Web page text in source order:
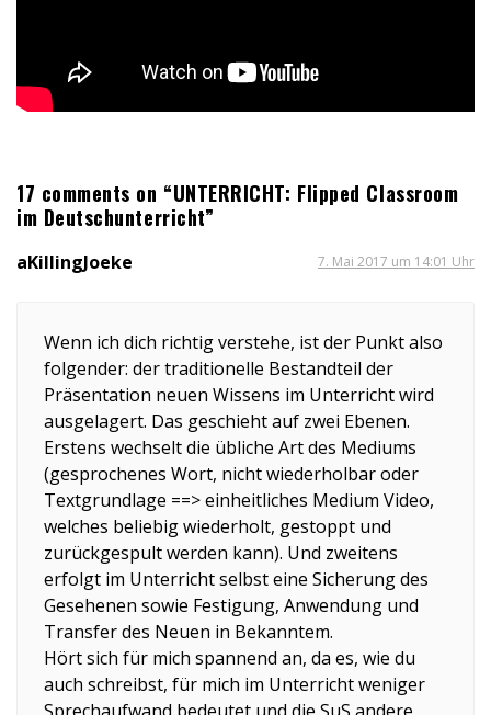
17 comments on “UNTERRICHT: Flipped Classroom
im Deutschunterricht”
aKillingJoeke 7. Mai 2017 um 14:01 Uhr
Wenn ich dich richtig verstehe, ist der Punkt also
folgender: der traditionelle Bestandteil der
Präsentation neuen Wissens im Unterricht wird
ausgelagert. Das geschieht auf zwei Ebenen.
Erstens wechselt die übliche Art des Mediums
(gesprochenes Wort, nicht wiederholbar oder
Textgrundlage ==> einheitliches Medium Video,
welches beliebig wiederholt, gestoppt und
zurückgespult werden kann). Und zweitens
erfolgt im Unterricht selbst eine Sicherung des
Gesehenen sowie Festigung, Anwendung und
Transfer des Neuen in Bekanntem.
Hört sich für mich spannend an, da es, wie du
auch schreibst, für mich im Unterricht weniger